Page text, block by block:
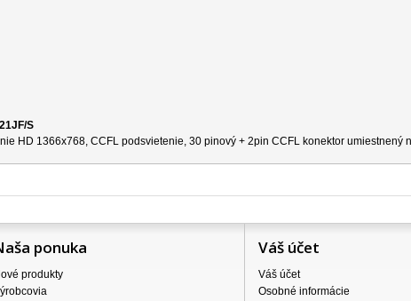
S
HD 1366x768, CCFL podsvietenie, 30 pinový + 2pin CCFL konektor
ponuka
produkty
Váš účet
Váš účet
Osobné informácie